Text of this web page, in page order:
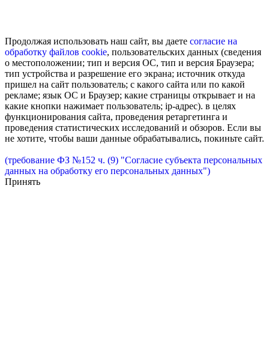
Продолжая использовать наш сайт, вы даете согласие на
обработку файлов cookie, пользовательских данных (сведения
о местоположении; тип и версия ОС, тип и версия Браузера;
тип устройства и разрешение его экрана; источник откуда
пришел на сайт пользователь; с какого сайта или по какой
рекламе; язык ОС и Браузер; какие страницы открывает и на
какие кнопки нажимает пользователь; ip-адрес). в целях
функционирования сайта, проведения ретаргетинга и
проведения статистических исследований и обзоров. Если вы
не хотите, чтобы ваши данные обрабатывались, покиньте сайт.
(требование ФЗ №152 ч. (9) "Согласие субъекта персональных
данных на обработку его персональных данных")
Принять